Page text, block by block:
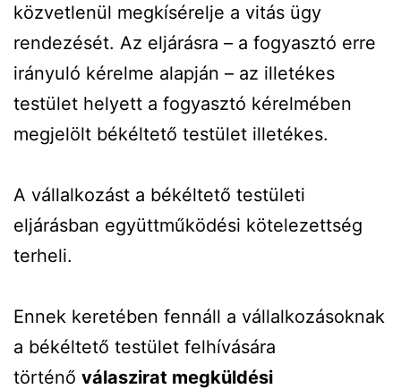
közvetlenül megkísérelje a vitás ügy
rendezését. Az eljárásra – a fogyasztó erre
irányuló kérelme alapján – az illetékes
testület helyett a fogyasztó kérelmében
megjelölt békéltető testület illetékes.
A vállalkozást a békéltető testületi
eljárásban együttműködési kötelezettség
terheli.
Ennek keretében fennáll a vállalkozásoknak
a békéltető testület felhívására
történő válaszirat megküldési